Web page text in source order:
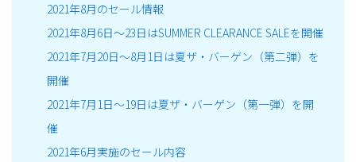
2021年8月のセール情報
2021年8月6日～23日はSUMMER CLEARANCE SALEを開催
2021年7月20日～8月1日は夏ザ・バーゲン（第二弾）を
開催
2021年7月1日～19日は夏ザ・バーゲン（第一弾）を開
催
2021年6月実施のセール内容